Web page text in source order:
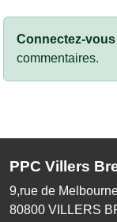
Connectez-vous
commentaires.
PPC Villers
9,rue de
80800 VILLERS